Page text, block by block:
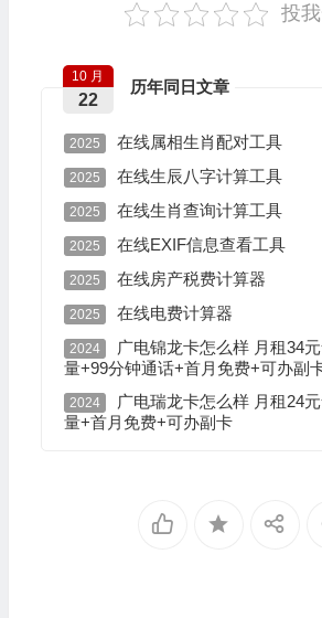
投
历年同日文章
10 月
22
2025 在线属相生肖配对工具
2025 在线生辰八字计算工具
2025 在线生肖查询计算工具
2025 在线EXIF信息查看工具
2025 在线房产税费计算器
2025 在线电费计算器
2024
广电锦龙卡怎么样 月租34
量+99分钟通话+首月免费+可办副
2024
广电瑞龙卡怎么样 月租24
量+首月免费+可办副卡